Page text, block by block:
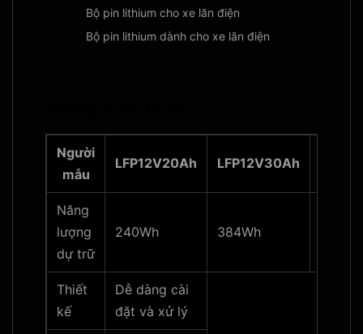
Bộ pin lithium cho xe lăn điện
Bộ pin lithium dành cho xe lăn điện
Người
mẫu
LFP12V20Ah LFP12V30Ah
Năng
lượng
dự trữ
240Wh 384Wh
Thiết
kế
Dễ dàng cài
đặt và xử lý